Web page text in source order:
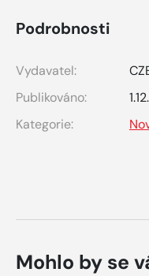
Podrobnosti
Vydavatel:
Publikováno:
Kategorie:
Mohlo by se